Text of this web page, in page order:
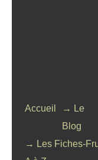
Accueil
→ Le
Blog
→ Les Fiches-